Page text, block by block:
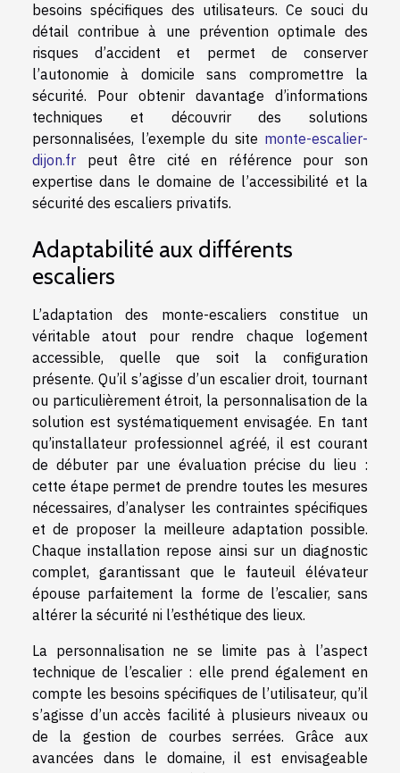
besoins spécifiques des utilisateurs. Ce souci du
détail contribue à une prévention optimale des
risques d’accident et permet de conserver
l’autonomie à domicile sans compromettre la
sécurité. Pour obtenir davantage d’informations
techniques et découvrir des solutions
personnalisées, l’exemple du site monte-escalier-
dijon.fr peut être cité en référence pour son
expertise dans le domaine de l’accessibilité et la
sécurité des escaliers privatifs.
Adaptabilité aux différents
escaliers
L’adaptation des monte-escaliers constitue un
véritable atout pour rendre chaque logement
accessible, quelle que soit la configuration
présente. Qu’il s’agisse d’un escalier droit, tournant
ou particulièrement étroit, la personnalisation de la
solution est systématiquement envisagée. En tant
qu’installateur professionnel agréé, il est courant
de débuter par une évaluation précise du lieu :
cette étape permet de prendre toutes les mesures
nécessaires, d’analyser les contraintes spécifiques
et de proposer la meilleure adaptation possible.
Chaque installation repose ainsi sur un diagnostic
complet, garantissant que le fauteuil élévateur
épouse parfaitement la forme de l’escalier, sans
altérer la sécurité ni l’esthétique des lieux.
La personnalisation ne se limite pas à l’aspect
technique de l’escalier : elle prend également en
compte les besoins spécifiques de l’utilisateur, qu’il
s’agisse d’un accès facilité à plusieurs niveaux ou
de la gestion de courbes serrées. Grâce aux
avancées dans le domaine, il est envisageable